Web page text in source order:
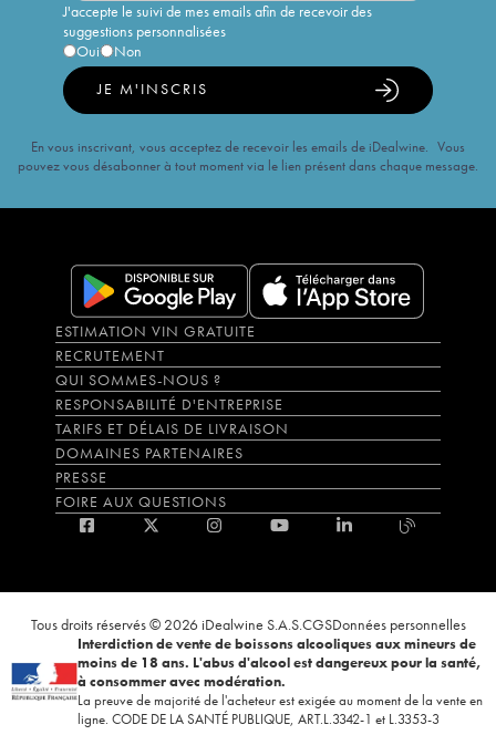
J'accepte le suivi de mes emails afin de recevoir des
suggestions personnalisées
Oui
Non
JE M'INSCRIS
En vous inscrivant, vous acceptez de recevoir les emails de iDealwine. Vous
pouvez vous désabonner à tout moment via le lien présent dans chaque message.
ESTIMATION VIN GRATUITE
RECRUTEMENT
QUI SOMMES-NOUS ?
RESPONSABILITÉ D'ENTREPRISE
TARIFS ET DÉLAIS DE LIVRAISON
DOMAINES PARTENAIRES
PRESSE
FOIRE AUX QUESTIONS
Tous droits réservés © 2026 iDealwine S.A.S.CGSDonnées personnelles
Interdiction de vente de boissons alcooliques aux mineurs de
moins de 18 ans. L'abus d'alcool est dangereux pour la santé,
à consommer avec modération.
La preuve de majorité de l'acheteur est exigée au moment de la vente en
ligne. CODE DE LA SANTÉ PUBLIQUE, ART.L.3342-1 et L.3353-3